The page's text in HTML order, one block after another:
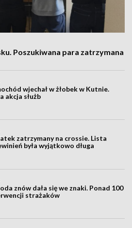
Poszukiwana para zatrzymana
wjechał w żłobek w Kutnie.
akcja służb
zatrzymany na crossie. Lista
była wyjątkowo długa
znów dała się we znaki. Ponad 100
strażaków